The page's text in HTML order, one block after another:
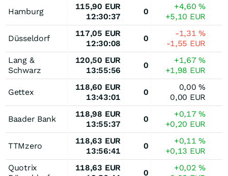
Hamburg
115,90 EUR
12:30:37
0
+4,60%
+5,10 EUR
Düsseldorf
117,05 EUR
12:30:08
0
-1,31%
-1,55 EUR
Lang &
Schwarz
120,50 EUR
13:55:56
0
+1,67%
+1,98 EUR
Gettex
118,60 EUR
13:43:01
0
0,00%
0,00 EUR
Baader Bank
118,98 EUR
13:55:37
0
+0,17%
+0,20 EUR
TTMzero
118,63 EUR
13:56:41
0
+0,11%
+0,13 EUR
Quotrix
118,63 EUR
0
+0,02%